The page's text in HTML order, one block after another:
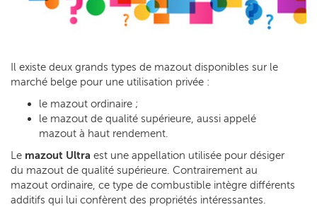
Il existe deux grands types de mazout disponibles sur le
marché belge pour une utilisation privée :
le mazout ordinaire ;
le mazout de qualité supérieure, aussi appelé
mazout à haut rendement.
Le mazout Ultra est une appellation utilisée pour désiger
du mazout de qualité supérieure. Contrairement au
mazout ordinaire, ce type de combustible intègre différents
additifs qui lui confèrent des propriétés intéressantes.